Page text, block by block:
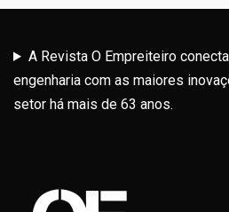
A Revista O Empreiteiro
engenharia com as maiores
setor há mais de 63 anos.